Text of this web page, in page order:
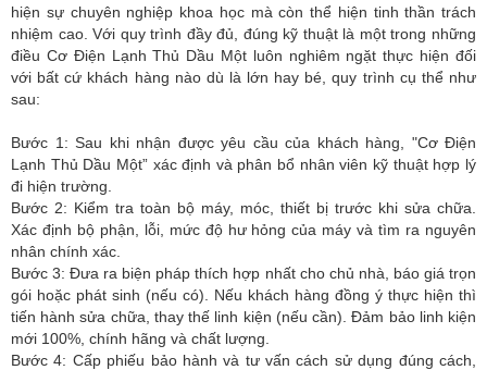
hiện sự chuyên nghiệp khoa học mà còn thể hiện tinh thần trách
nhiệm cao. Với quy trình đầy đủ, đúng kỹ thuật là một trong những
điều Cơ Điện Lạnh Thủ Dầu Một luôn nghiêm ngặt thực hiện đối
với bất cứ khách hàng nào dù là lớn hay bé, quy trình cụ thể như
sau:
Bước 1: Sau khi nhận được yêu cầu của khách hàng, "Cơ Điện
Lạnh Thủ Dầu Một” xác định và phân bổ nhân viên kỹ thuật hợp lý
đi hiện trường.
Bước 2: Kiểm tra toàn bộ máy, móc, thiết bị trước khi sửa chữa.
Xác định bộ phận, lỗi, mức độ hư hỏng của máy và tìm ra nguyên
nhân chính xác.
Bước 3: Đưa ra biện pháp thích hợp nhất cho chủ nhà, báo giá trọn
gói hoặc phát sinh (nếu có). Nếu khách hàng đồng ý thực hiện thì
tiến hành sửa chữa, thay thế linh kiện (nếu cần). Đảm bảo linh kiện
mới 100%, chính hãng và chất lượng.
Bước 4: Cấp phiếu bảo hành và tư vấn cách sử dụng đúng cách,